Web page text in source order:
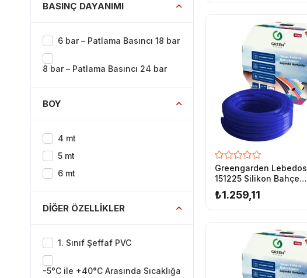
4,3 kg
4,96 kg
BASINÇ DAYANIMI
6 bar – Patlama Basıncı 18 bar
8 bar – Patlama Basıncı 24 bar
BOY
4 mt
5 mt
6 mt
DIĞER ÖZELLIKLER
1. Sınıf Şeffaf PVC
-5°C ile +40°C Arasında Sıcaklığa Dayanıklı
Greengarden Lebedos
151225 Silikon Bahçe
Hortumu 1/2-25 mt
₺1.259,11